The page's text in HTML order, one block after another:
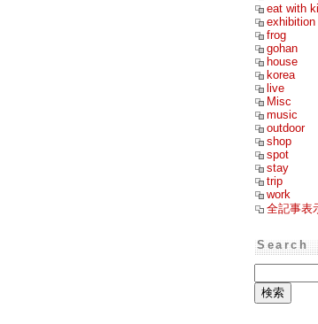
eat with
exhibition
frog
gohan
house
korea
live
Misc
music
outdoor
shop
spot
stay
trip
work
全記事表
Search